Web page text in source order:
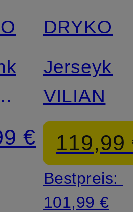
€
VILIAN
119,99
Bestpreis:
101,99 €